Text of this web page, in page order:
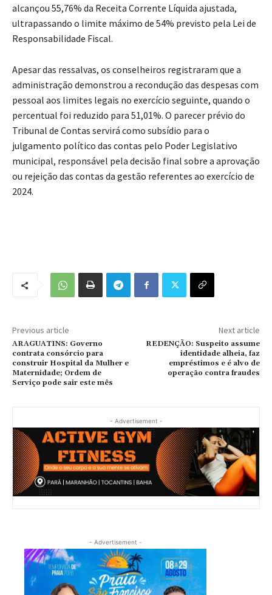
alcançou 55,76% da Receita Corrente Líquida ajustada,
ultrapassando o limite máximo de 54% previsto pela Lei de
Responsabilidade Fiscal.
Apesar das ressalvas, os conselheiros registraram que a
administração demonstrou a recondução das despesas com
pessoal aos limites legais no exercício seguinte, quando o
percentual foi reduzido para 51,01%. O parecer prévio do
Tribunal de Contas servirá como subsídio para o
julgamento político das contas pelo Poder Legislativo
municipal, responsável pela decisão final sobre a aprovação
ou rejeição das contas da gestão referentes ao exercício de
2024.
Previous article
ARAGUATINS: Governo
contrata consórcio para
construir Hospital da Mulher e
Maternidade; Ordem de
Serviço pode sair este mês
Next article
REDENÇÃO: Suspeito assume
identidade alheia, faz
empréstimos e é alvo de
operação contra fraudes
- Advertisement -
- Advertisement -